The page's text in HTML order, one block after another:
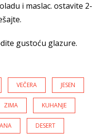
i maslac. ostavite 2-
gustoću glazure.
VEČERA JESEN
ZIMA KUHANJE
DESERT